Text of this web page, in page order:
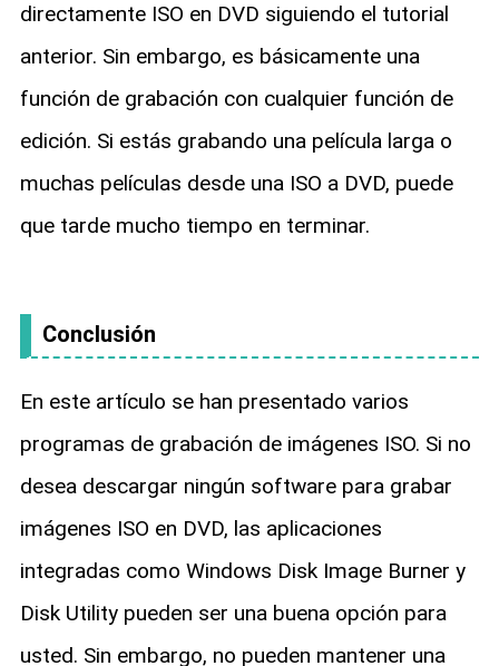
directamente ISO en DVD siguiendo el tutorial
anterior. Sin embargo, es básicamente una
función de grabación con cualquier función de
edición. Si estás grabando una película larga o
muchas películas desde una ISO a DVD, puede
que tarde mucho tiempo en terminar.
Conclusión
En este artículo se han presentado varios
programas de grabación de imágenes ISO. Si no
desea descargar ningún software para grabar
imágenes ISO en DVD, las aplicaciones
integradas como Windows Disk Image Burner y
Disk Utility pueden ser una buena opción para
usted. Sin embargo, no pueden mantener una